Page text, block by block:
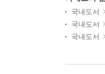
국내도서
국내도서
국내도서